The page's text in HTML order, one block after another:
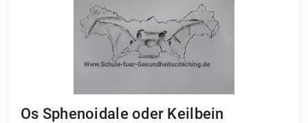
Os Sphenoidale oder Keilbein